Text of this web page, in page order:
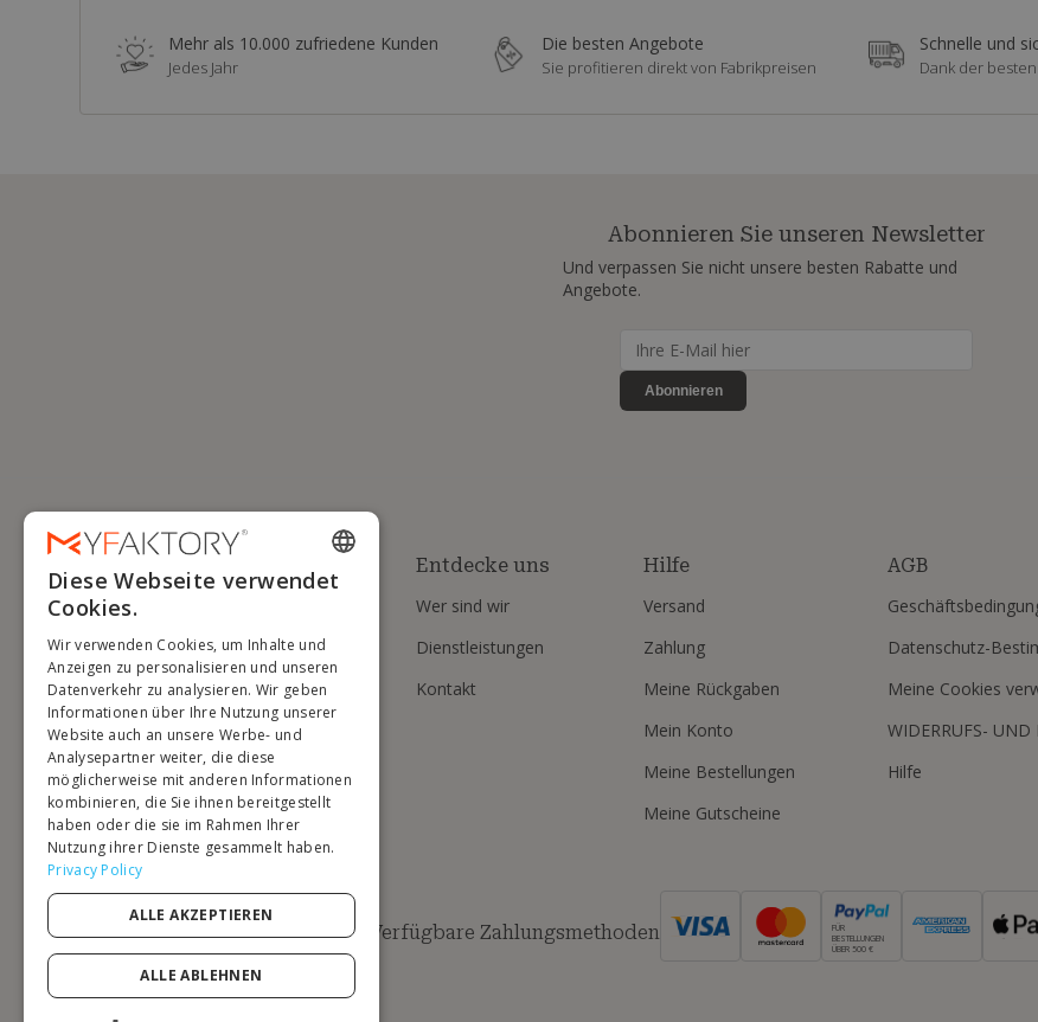
Mehr als 10.000 zufriedene Kunden
Jedes Jahr
Die besten Angebote
Sie profitieren direkt von Fabrikpreisen
Schnelle und
Dank der
Abonnieren Sie unseren Newsletter
Und verpassen Sie nicht unsere besten Rabatte und
Angebote.
Abonnieren
Entdecke uns
Wer sind wir
Dienstleistungen
Kontakt
Hilfe
Versand
Zahlung
Meine Rückgaben
Mein Konto
Meine Bestellungen
Meine Gutscheine
AGB
Datenschutz-
Meine Cookies
WIDERRUFS- UND
Hilfe
Verfügbare Zahlungsmethoden
FÜR
BESTELLUNGEN
ÜBER 500 €
ENGLISH
DUTCH
GERMAN
PORTUGUESE
SPANISH
Diese Webseite verwendet
Cookies.
Wir verwenden Cookies, um Inhalte und
Anzeigen zu personalisieren und unseren
Datenverkehr zu analysieren. Wir geben
Informationen über Ihre Nutzung unserer
Website auch an unsere Werbe- und
Analysepartner weiter, die diese
möglicherweise mit anderen Informationen
kombinieren, die Sie ihnen bereitgestellt
haben oder die sie im Rahmen Ihrer
Nutzung ihrer Dienste gesammelt haben.
Privacy Policy
ALLE AKZEPTIEREN
ALLE ABLEHNEN